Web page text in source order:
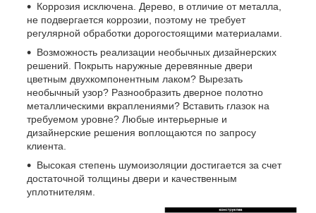
Коррозия исключена. Дерево, в отличие от металла,
не подвергается коррозии, поэтому не требует
регулярной обработки дорогостоящими материалами.
Возможность реализации необычных дизайнерских
решений. Покрыть наружные деревянные двери
цветным двухкомпонентным лаком? Вырезать
необычный узор? Разнообразить дверное полотно
металлическими вкраплениями? Вставить глазок на
требуемом уровне? Любые интерьерные и
дизайнерские решения воплощаются по запросу
клиента.
Высокая степень шумоизоляции достигается за счет
достаточной толщины двери и качественным
уплотнителям.